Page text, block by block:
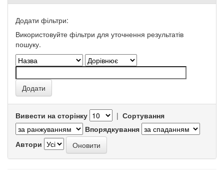
Додати фільтри:
Використовуйте фільтри для уточнення результатів
пошуку.
Вивести на сторінку | Сортування
Впорядкування
Автори